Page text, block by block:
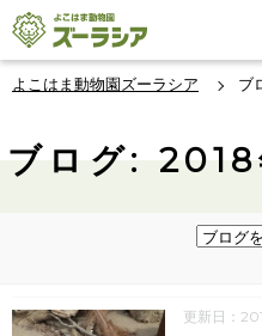
よこはま動物園ズーラシア ブ
ブログ:
更新日：